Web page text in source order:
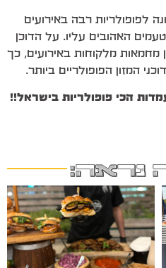
לפופולריות רבה באירועים
האהובים עליו. על הדוכן
מחמאות מלקוחות באירועים, כך
המזון הפופולריים ביותר.
הכי פופולריות בישראל!!
נראה: